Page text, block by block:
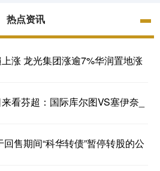
热点资讯
涨 龙光集团涨逾7%华润置地涨
看芬超：国际库尔图VS塞伊奈_
售期间“科华转债”暂停转股的公